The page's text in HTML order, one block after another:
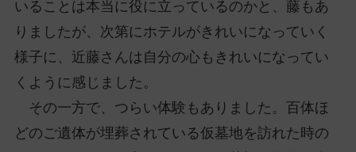
いることは本当に役に立っているのかと、藤もあ
りましたが、次第にホテルがきれいになっていく
様子に、近藤さんは自分の心もきれいになってい
くように感じました。
その一方で、つらい体験もありました。百体ほ
どのご遺体が埋葬されている仮墓地を訪れた時の